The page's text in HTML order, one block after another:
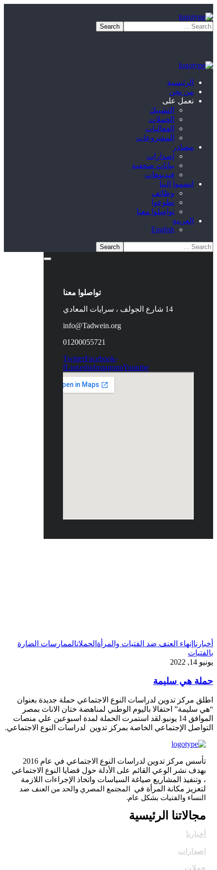
الرئيسية
من نحن
نعمل على
التشبيك
الحملات
الفعاليات
المشروعات
مصادر
إصدارات
بيانات صحفية
فيديوهات
انضموا إلينا
وظائف
تطوعوا
تواصلوا معنا
العربية
English
تواصلوا معنا
14 شارع الجولف ، سرايات المعادي
info@Tadwein.org
01200055721
TwitterFacebook-
fLinkedinInstagramYoutube
أخبارنا إنهاء العنف ضد الفتيات والمرأة الحملاتالممارسات الضارة
بالفتيات
يونيو 14, 2022
حملة هي سليمة
اطلق مركز تدوين لدراسات النوع الاجتماعي حملة جديدة بعنوان
“هي سليمة” احتفالا باليوم الوطني لمناهضة ختان الاناث بمصر
الموافق 14 يونيو.لقد استمرت الحملة لمدة اسبوعين علي منصات
التواصل الإجتماعي الخاصة بمركز تدوين لدراسات النوع الاجتماعي.
تأسس مركز تدوين لدراسات النوع الاجتماعي في عام 2016
بهدف نشر الوعي القائم على الأدلة حول قضايا النوع الاجتماعي
، وتنفيذ المشاريع صياغة السياسات واتخاذ الإجراءات اللازمة
لتعزيز مكانة المرأة في
المجتمع المصري والحد من العنف ضد
النساء والفتيات بشكل عام.
مجالاتنا الرئيسية
أخبارنا
إصدارات
حملات